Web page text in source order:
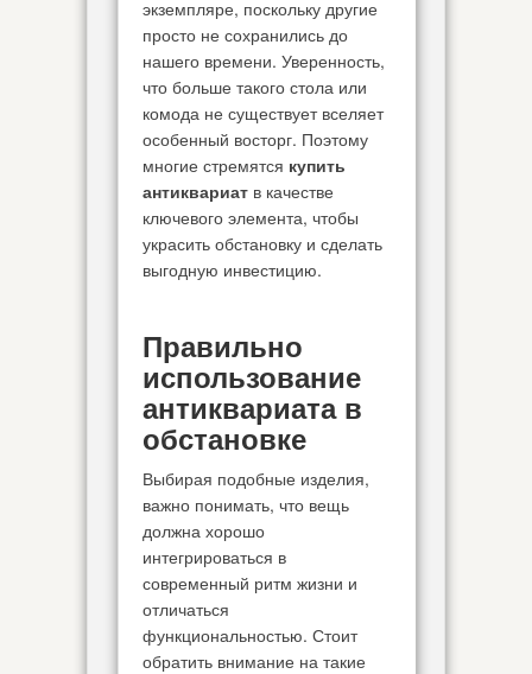
экземпляре, поскольку другие
просто не сохранились до
нашего времени. Уверенность,
что больше такого стола или
комода не существует вселяет
особенный восторг. Поэтому
многие стремятся купить
антиквариат в качестве
ключевого элемента, чтобы
украсить обстановку и сделать
выгодную инвестицию.
Правильно
использование
антиквариата в
обстановке
Выбирая подобные изделия,
важно понимать, что вещь
должна хорошо
интегрироваться в
современный ритм жизни и
отличаться
функциональностью. Стоит
обратить внимание на такие